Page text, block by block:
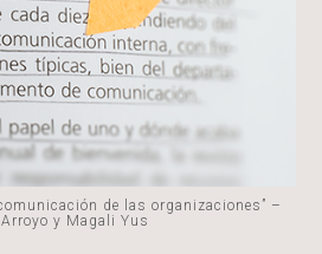
de las organizaciones” –
y Magali Yus